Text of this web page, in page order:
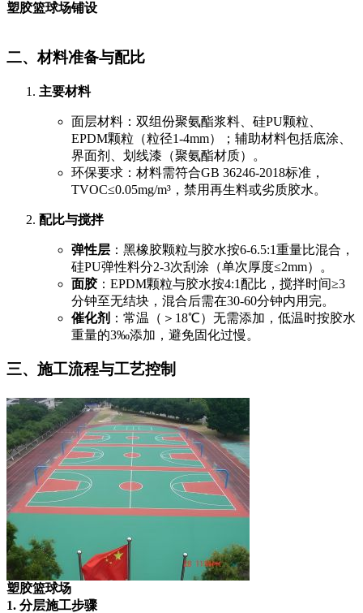
塑胶篮球场铺设
二、材料准备与配比
主要材料
面层材料：双组份聚氨酯浆料、硅PU颗粒、
EPDM颗粒（粒径1-4mm）；辅助材料包括底涂、
界面剂、划线漆（聚氨酯材质）。
环保要求：材料需符合GB 36246-2018标准，
TVOC≤0.05mg/m³，禁用再生料或劣质胶水。
配比与搅拌
弹性层 ：黑橡胶颗粒与胶水按6-6.5:1重量比混合，
硅PU弹性料分2-3次刮涂（单次厚度≤2mm）。
面胶：EPDM颗粒与胶水按4:1配比，搅拌时间≥3
分钟至无结块，混合后需在30-60分钟内用完。
催化剂 ：常温（＞18℃）无需添加，低温时按胶水
重量的3‰添加，避免固化过慢。
三、施工流程与工艺控制
塑胶篮球场
1. 分层施工步骤